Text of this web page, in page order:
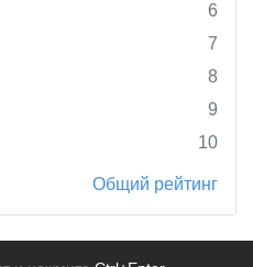
6
7
8
9
10
Общий рейтинг